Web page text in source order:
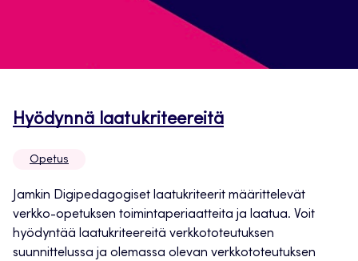
Hyödynnä laatukriteereitäAvautuu
Opetus
Jamkin Digipedagogiset laatukriteerit määrittelevät
verkko-opetuksen toimintaperiaatteita ja laatua. Voit
hyödyntää laatukriteereitä verkkototeutuksen
suunnittelussa ja olemassa olevan verkkototeutuksen